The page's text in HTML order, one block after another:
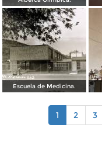
Escuela de Medicina.
1 2 3